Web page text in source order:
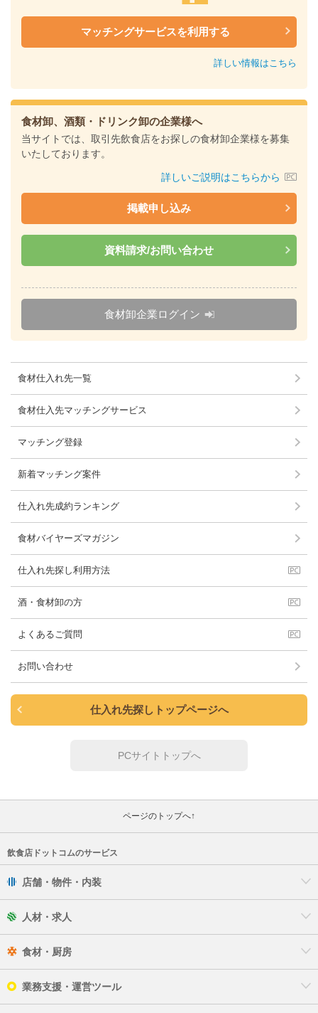
マッチングサービスを利用する
詳しい情報はこちら
食材卸、酒類・ドリンク卸の企業様へ
当サイトでは、取引先飲食店をお探しの食材卸企業様を募集
いたしております。
詳しいご説明はこちらから
掲載申し込み
資料請求/お問い合わせ
食材卸企業ログイン
食材仕入れ先一覧
食材仕入先マッチングサービス
マッチング登録
新着マッチング案件
仕入れ先成約ランキング
食材バイヤーズマガジン
仕入れ先探し利用方法
酒・食材卸の方
よくあるご質問
お問い合わせ
仕入れ先探しトップページへ
PCサイトトップへ
ページのトップへ↑
飲食店ドットコムのサービス
店舗・物件・内装
人材・求人
食材・厨房
業務支援・運営ツール